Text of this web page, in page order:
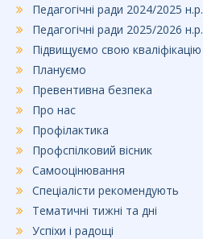
Педагогічні ради 2024/2025 н.р.
Педагогічні ради 2025/2026 н.р.
Підвищуємо свою кваліфікацію
Плануємо
Превентивна безпека
Про нас
Профілактика
Профспілковий вісник
Самооцінювання
Спеціалісти рекомендують
Тематичні тижні та дні
Успіхи і радощі